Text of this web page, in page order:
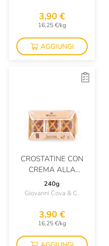
3,90 €
16,25 €/kg
AGGIUNGI
CROSTATINE CON
CREMA ALLA
NOCCIOLA
240g
Giovanni Cova & C.
3,90 €
16,25 €/kg